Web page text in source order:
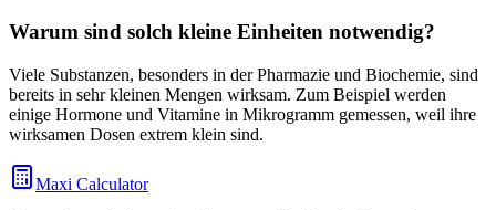
Warum sind solch kleine Einheiten notwendig?
Viele Substanzen, besonders in der Pharmazie und Biochemie, sind
bereits in sehr kleinen Mengen wirksam. Zum Beispiel werden
einige Hormone und Vitamine in Mikrogramm gemessen, weil ihre
wirksamen Dosen extrem klein sind.
Maxi Calculator